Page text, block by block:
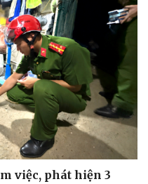
việc, phát hiện 3